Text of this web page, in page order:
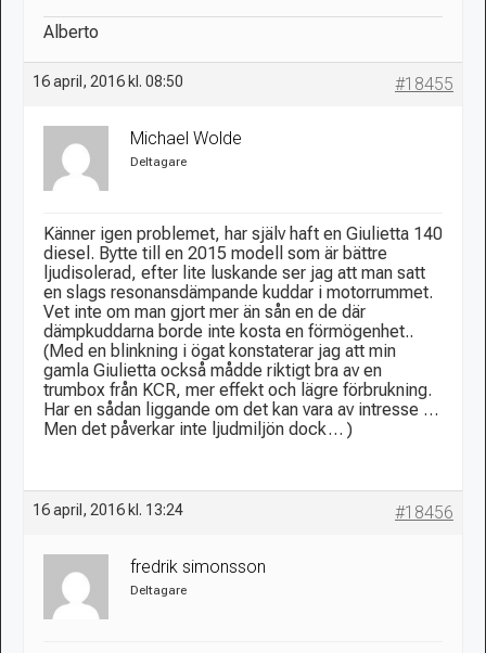
Alberto
16 april, 2016 kl. 08:50 #18455
Michael Wolde
Deltagare
Känner igen problemet, har själv haft en Giulietta 140
diesel. Bytte till en 2015 modell som är bättre
ljudisolerad, efter lite luskande ser jag att man satt
en slags resonansdämpande kuddar i motorrummet.
Vet inte om man gjort mer än sån en de där
dämpkuddarna borde inte kosta en förmögenhet..
(Med en blinkning i ögat konstaterar jag att min
gamla Giulietta också mådde riktigt bra av en
trumbox från KCR, mer effekt och lägre förbrukning.
Har en sådan liggande om det kan vara av intresse …
Men det påverkar inte ljudmiljön dock… )
16 april, 2016 kl. 13:24 #18456
fredrik simonsson
Deltagare